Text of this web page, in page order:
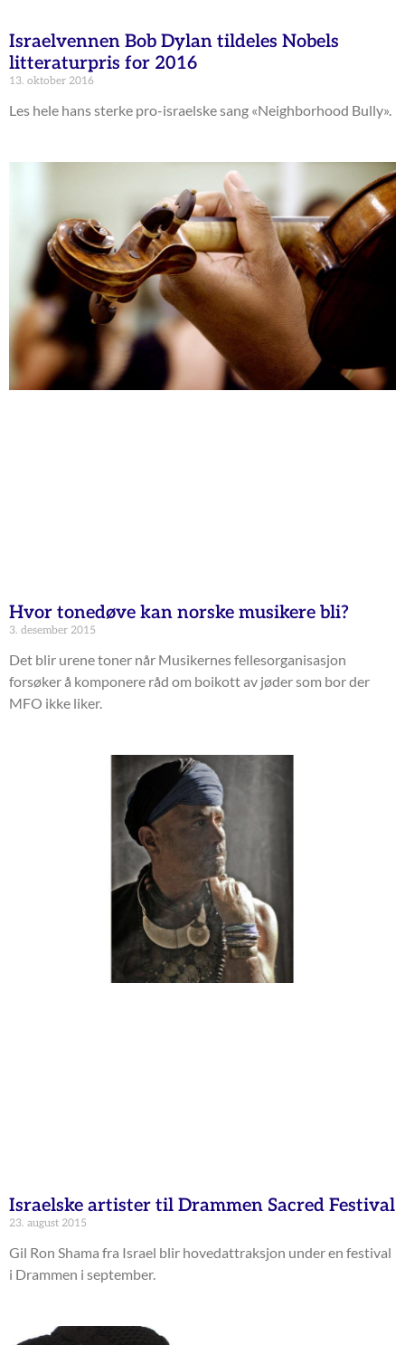
Israelvennen Bob Dylan tildeles Nobels
litteraturpris for 2016
13. oktober 2016
Les hele hans sterke pro-israelske sang «Neighborhood Bully».
Hvor tonedøve kan norske musikere bli?
3. desember 2015
Det blir urene toner når Musikernes fellesorganisasjon
forsøker å komponere råd om boikott av jøder som bor der
MFO ikke liker.
Israelske artister til Drammen Sacred Festival
23. august 2015
Gil Ron Shama fra Israel blir hovedattraksjon under en festival
i Drammen i september.